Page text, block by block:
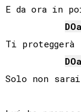
E da ora in
DO
Ti proteggerà
DO
Solo non